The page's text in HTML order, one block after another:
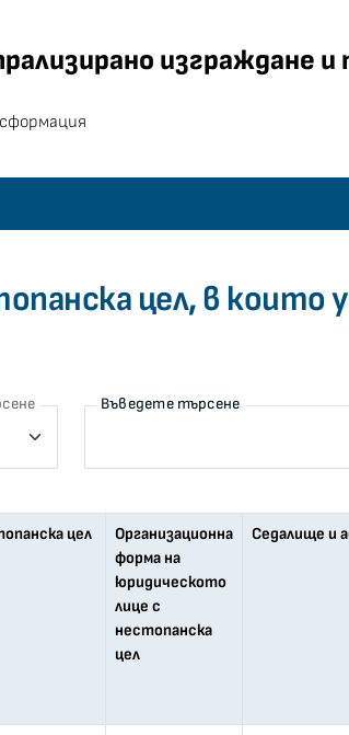
изграждане и
цел, в
Въведете търсене
цел
Организационна
форма на
юридическото
лице с
нестопанска
цел
Седалище и